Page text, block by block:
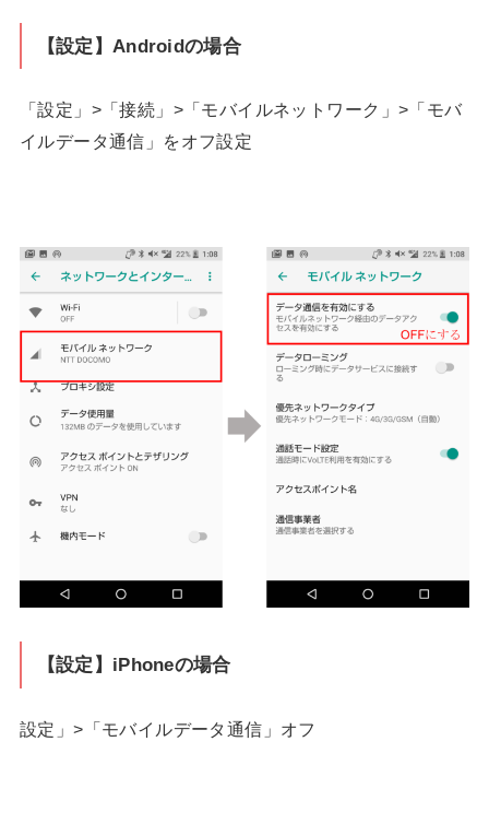
【設定】Androidの場合
「設定」>「接続」>「モバイルネットワーク」>「モバ
イルデータ通信」をオフ設定
【設定】iPhoneの場合
設定」>「モバイルデータ通信」オフ